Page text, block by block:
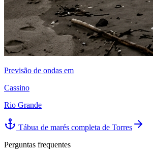
Previsão de ondas em
Cassino
Rio Grande
Tábua de marés completa de Torres
Perguntas frequentes